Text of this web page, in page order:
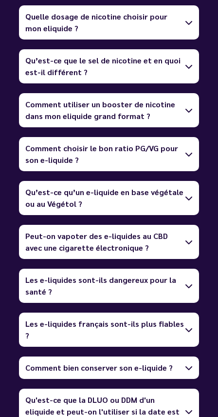
Quelle dosage de nicotine choisir pour
mon eliquide ?
Qu’est-ce que le sel de nicotine et en quoi
est-il différent ?
Comment utiliser un booster de nicotine
dans mon eliquide grand format ?
Comment choisir le bon ratio PG/VG pour
son e-liquide ?
Qu’est-ce qu’un e-liquide en base végétale
ou au Végétol ?
Peut-on vapoter des e-liquides au CBD
avec une cigarette électronique ?
Les e-liquides sont-ils dangereux pour la
santé ?
Les e-liquides français sont-ils plus fiables
?
Comment bien conserver son e-liquide ?
Qu'est-ce que la DLUO ou DDM d'un
eliquide et peut-on l'utiliser si la date est